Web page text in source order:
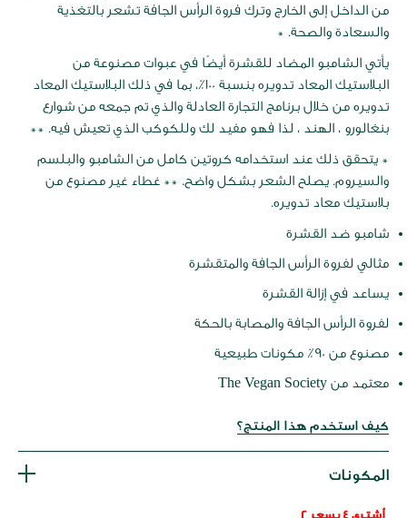
من الداخل إلى الخارج وترك فروة الرأس الجافة تشعر بالتغذية
والسعادة والصحة. *
يأتي الشامبو المضاد للقشرة أيضًا في عبوات مصنوعة من
البلاستيك المعاد تدويره بنسبة 100٪، بما في ذلك البلاستيك المعاد
تدويره من خلال برنامج التجارة العادلة والذي تم جمعه من شوارع
بنغالورو ، الهند ، لذا فهو مفيد لك وللكوكب الذي تعيش فيه. **
* يتحقق ذلك عند استخدامه كروتين كامل من الشامبو والبلسم
والسيروم. يصلح الشعر بشكل واضح. ** غطاء غير مصنوع من
بلاستيك معاد تدويره.
شامبو ضد القشرة
مثالي لفروة الرأس الجافة والمتقشرة
يساعد في إزالة القشرة
لفروة الرأس الجافة والمصابة بالحكة
مصنوع من 90٪ مكونات طبيعية
معتمد من The Vegan Society
كيف استخدم هذا المنتج؟
المكونات
أشتري 4 بسعر 2